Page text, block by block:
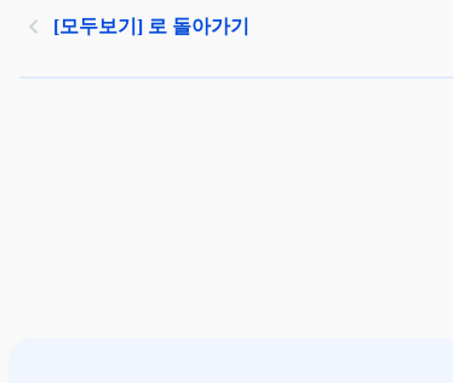
[모두보기] 로 돌아가기